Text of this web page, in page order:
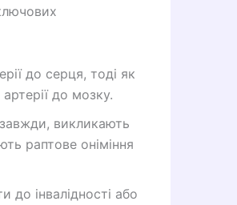
до серця, тоді як
до мозку.
викликають
раптове оніміння
до інвалідності або